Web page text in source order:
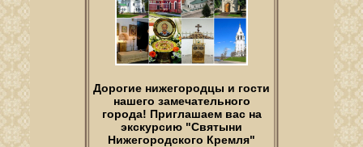
Дорогие нижегородцы и гости
нашего замечательного
города! Приглашаем вас на
экскурсию "Святыни
Нижегородского Кремля"